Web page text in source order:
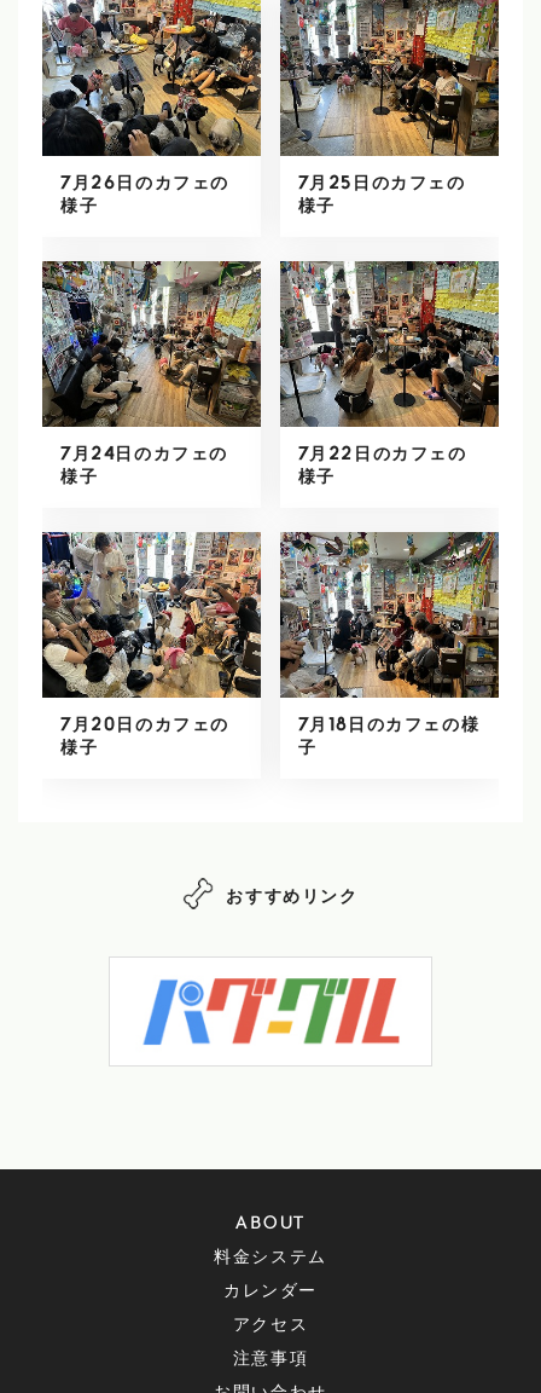
7月26日のカフェの
様子
7月25日のカフェの
様子
7月24日のカフェの
様子
7月22日のカフェの
様子
7月20日のカフェの
様子
7月18日のカフェの様
子
おすすめリンク
ABOUT
料金システム
カレンダー
アクセス
注意事項